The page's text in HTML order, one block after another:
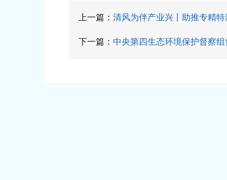
上一篇： 清风为伴产业兴丨助推专精
下一篇： 中央第四生态环境保护督察